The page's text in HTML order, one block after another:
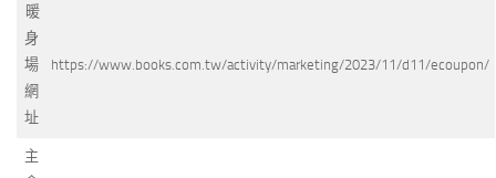
暖
身
場
網
址
https://www.books.com.tw/activity/marketing/2023/11/d11/ecoupon/
主